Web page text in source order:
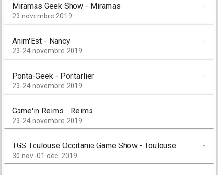
Miramas Geek Show - Miramas
23 novembre 2019
-
Anim'Est - Nancy
23-24 novembre 2019
-
Ponta-Geek - Pontarlier
23-24 novembre 2019
-
Game'in Reims - Reims
23-24 novembre 2019
-
TGS Toulouse Occitanie Game Show - Toulouse
30 nov.-01 déc. 2019
-